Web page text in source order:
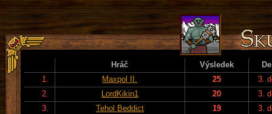
Hráč Výsledek
1.
Maxpol II. 25
3.
2.
LordKikin1 20
3.
3.
Tehol Beddict 19
3.